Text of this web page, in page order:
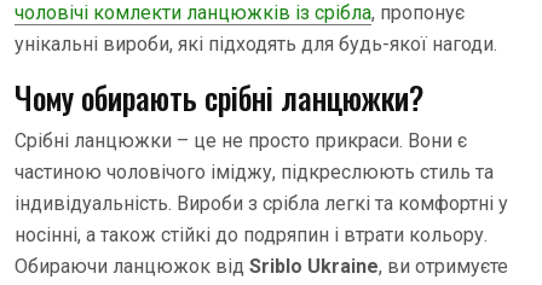
чоловічі комлекти ланцюжків із срібла, пропонує
унікальні вироби, які підходять для будь-якої нагоди.
Чому обирають срібні ланцюжки?
Срібні ланцюжки – це не просто прикраси. Вони є
частиною чоловічого іміджу, підкреслюють стиль та
індивідуальність. Вироби з срібла легкі та комфортні у
носінні, а також стійкі до подряпин і втрати кольору.
Обираючи ланцюжок від Sriblo Ukraine, ви отримуєте